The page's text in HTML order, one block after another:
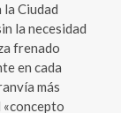
Ciudad
la necesidad
frenado
en cada
más
«concepto